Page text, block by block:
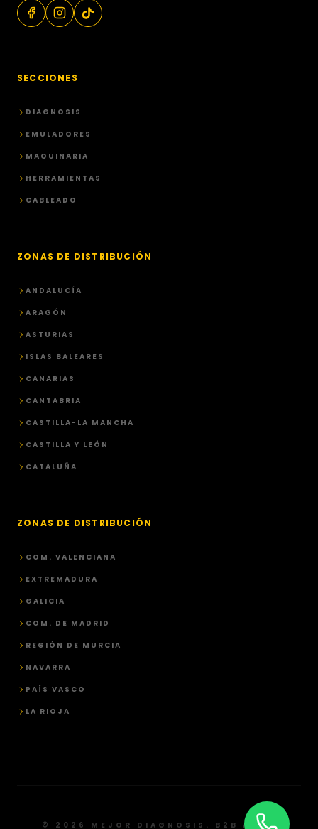
SECCIONES
DIAGNOSIS
EMULADORES
MAQUINARIA
HERRAMIENTAS
CABLEADO
ZONAS DE DISTRIBUCIÓN
ANDALUCÍA
ARAGÓN
ASTURIAS
ISLAS BALEARES
CANARIAS
CANTABRIA
CASTILLA-LA MANCHA
CASTILLA Y LEÓN
CATALUÑA
ZONAS DE DISTRIBUCIÓN
COM. VALENCIANA
EXTREMADURA
GALICIA
COM. DE MADRID
REGIÓN DE MURCIA
NAVARRA
PAÍS VASCO
LA RIOJA
© 2026 MEJOR DIAGNOSIS. B2B AUTO